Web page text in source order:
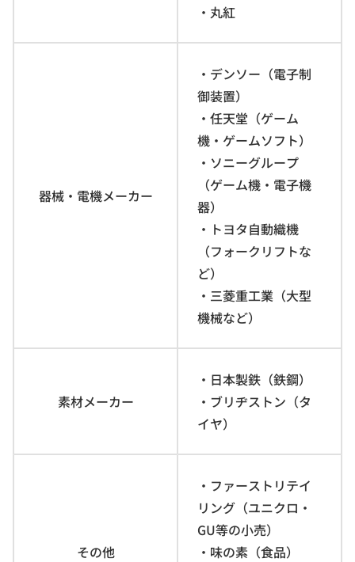
・丸紅
器械・電機メーカー
・デンソー（電子制
御装置）
・任天堂（ゲーム
機・ゲームソフト）
・ソニーグループ
（ゲーム機・電子機
器）
・トヨタ自動織機
（フォークリフトな
ど）
・三菱重工業（大型
機械など）
素材メーカー
・日本製鉄（鉄鋼）
・ブリヂストン（タ
イヤ）
その他
・ファーストリテイ
リング（ユニクロ・
GU等の小売）
・味の素（食品）